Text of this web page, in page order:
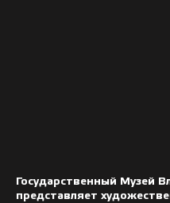
Государственный Музей
представляет